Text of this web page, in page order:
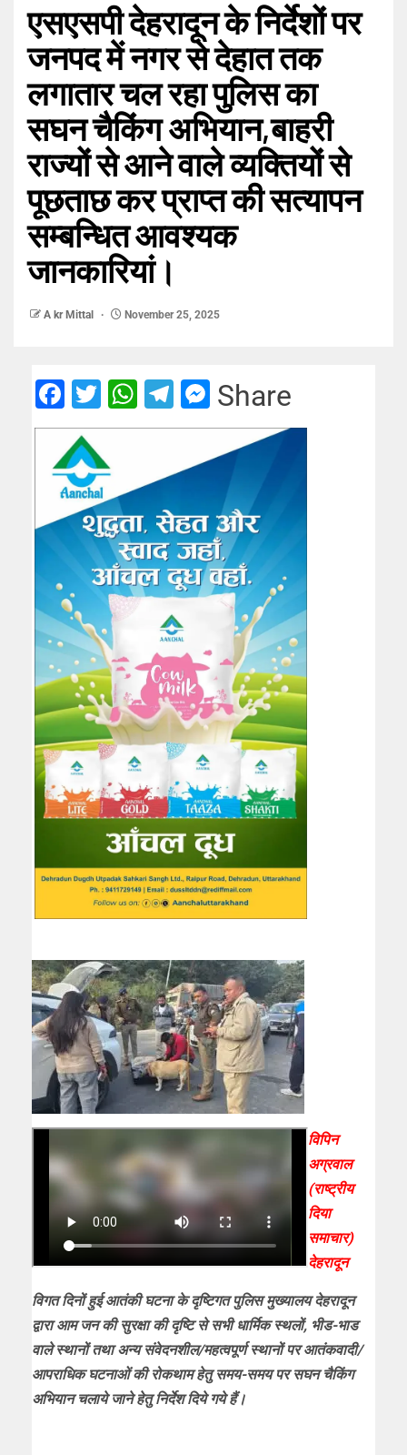
एसएसपी देहरादून के निर्देशों पर
जनपद में नगर से देहात तक
लगातार चल रहा पुलिस का
सघन चैकिंग अभियान,बाहरी
राज्यों से आने वाले व्यक्तियों से
पूछताछ कर प्राप्त की सत्यापन
सम्बन्धित आवश्यक
जानकारियां।
A kr Mittal November 25, 2025
Facebook
Twitter
WhatsApp
Telegram
Messenger
Share
विपिन
अग्रवाल
(राष्ट्रीय
दिया
समाचार)
देहरादून
विगत दिनों हुई आतंकी घटना के दृष्टिगत पुलिस मुख्यालय देहरादून
द्वारा आम जन की सुरक्षा की दृष्टि से सभी धार्मिक स्थलों, भीड-भाड
वाले स्थानों तथा अन्य संवेदनशील/महत्वपूर्ण स्थानों पर आतंकवादी/
आपराधिक घटनाओं की रोकथाम हेतु समय-समय पर सघन चैकिंग
अभियान चलाये जाने हेतु निर्देश दिये गये हैं।